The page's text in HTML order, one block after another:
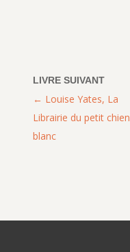
Louise Yates, La
Librairie du petit chien
blanc